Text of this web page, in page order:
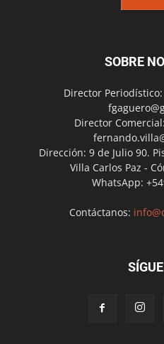
SOBRE
Director
Director
Dirección: 9 de Julio 90.
Villa Carlos Paz -
WhatsApp:
Contáctanos: